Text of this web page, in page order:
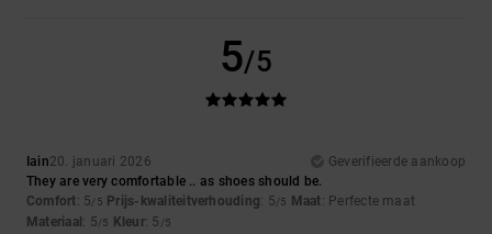
5/5
Iain20. januari 2026
Geverifieerde aankoop
They are very comfortable .. as shoes should be.
Comfort: 5/5 Prijs-kwaliteitverhouding: 5/5 Maat: Perfecte maat
Materiaal : 5/5 Kleur: 5 /5